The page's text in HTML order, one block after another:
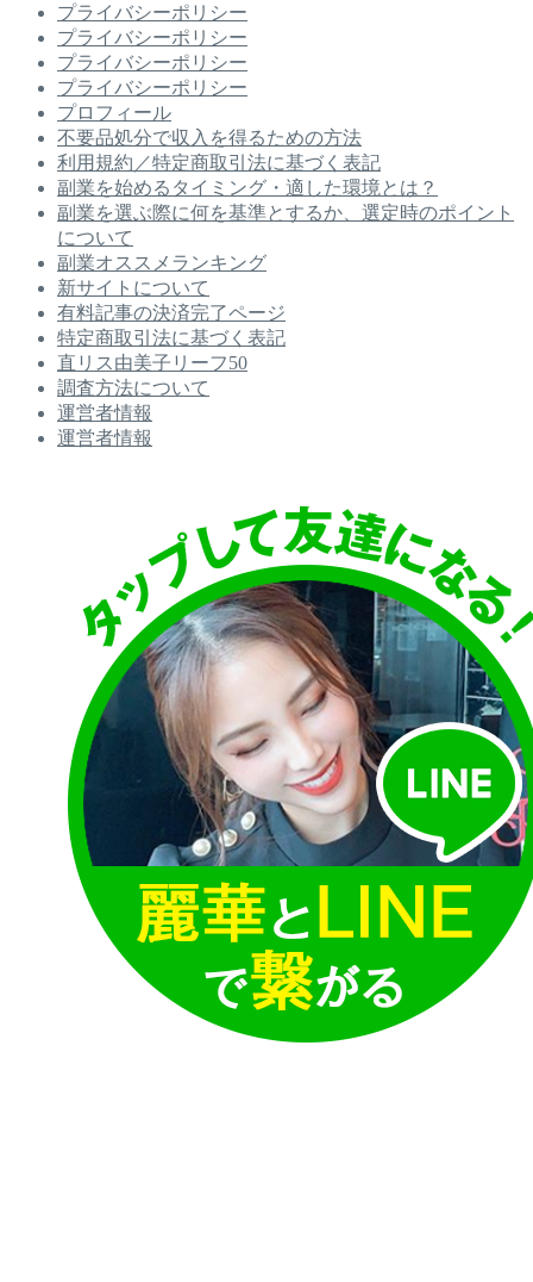
プライバシーポリシー
プライバシーポリシー
プライバシーポリシー
プライバシーポリシー
プロフィール
不要品処分で収入を得るための方法
利用規約／特定商取引法に基づく表記
副業を始めるタイミング・適した環境とは？
副業を選ぶ際に何を基準とするか、選定時のポイント
について
副業オススメランキング
新サイトについて
有料記事の決済完了ページ
特定商取引法に基づく表記
直リス由美子リーフ50
調査方法について
運営者情報
運営者情報